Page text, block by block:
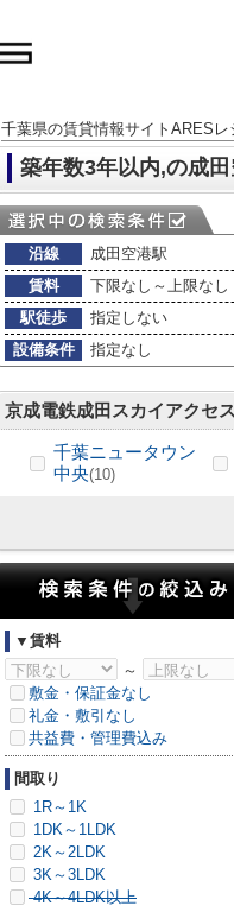
千葉県の賃貸情報サイトARESレ
築年数3年以内,の成
沿線
成田空港駅
賃料
下限なし～上限なし
駅徒歩
指定しない
設備条件
指定なし
京成電鉄成田スカイアクセス
千葉ニュータウン
中央(10)
▼賃料
～
敷金・保証金なし
礼金・敷引なし
共益費・管理費込み
間取り
1R～1K
1DK～1LDK
2K～2LDK
3K～3LDK
4K～4LDK以上